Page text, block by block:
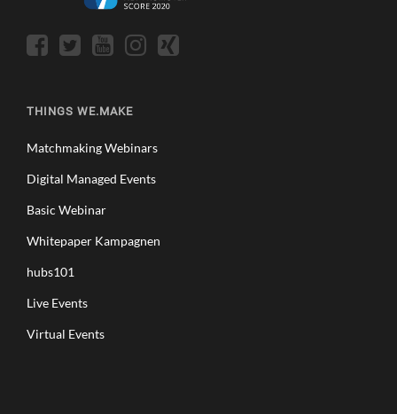
THINGS WE.MAKE
Matchmaking Webinars
Digital Managed Events
Basic Webinar
Whitepaper Kampagnen
hubs101
Live Events
Virtual Events